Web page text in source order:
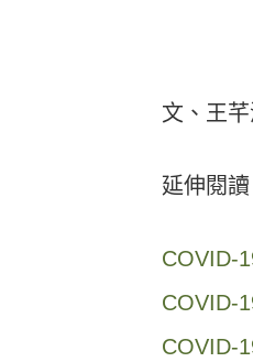
文、王
延伸閱讀
COVID-
COVID-
COVID-